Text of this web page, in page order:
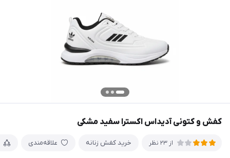
کفش و کتونی آدیداس اکسترا سفید مشکی
از 23 نظر خرید کفش زنانه علاقه‌مندی